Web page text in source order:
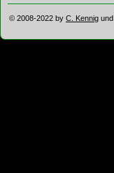
© 2008-2022 by C. Kennig und